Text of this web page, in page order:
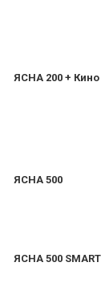
ЯСНА 200 + Кино
ЯСНА 500
ЯСНА 500 SMART